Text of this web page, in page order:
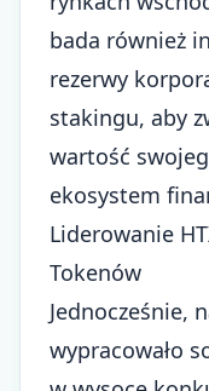
bada również
rezerwy
stakingu, aby
wartość
ekosystem
Liderowanie
Tokenów
Jednocześnie,
wypracowało